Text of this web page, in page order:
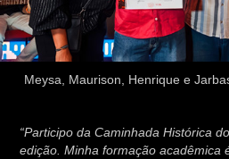
Meysa, Maurison, Henrique e
“Participo da Caminhada Histórica
edição. Minha formação acadêmica